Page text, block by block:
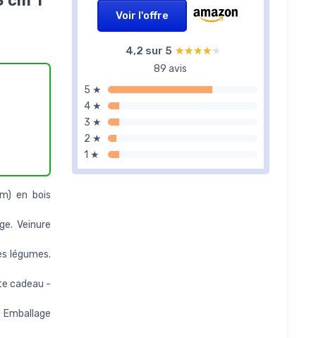
Voir l'offre
4,2 sur 5 ★★★★★
★★★★★
89 avis
5 ★
4 ★
3 ★
2 ★
1 ★
en bois
Veinure
légumes.
cadeau -